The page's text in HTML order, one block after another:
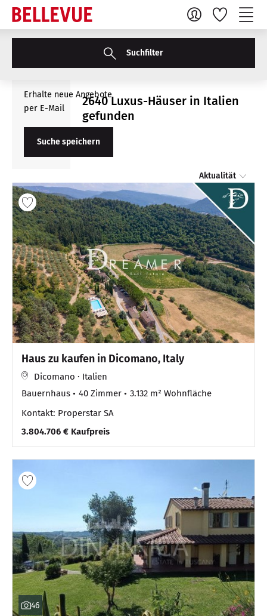
Suchfilter
Erhalte neue Angebote
per E-Mail
Suche speichern
2640 Luxus-Häuser in Italien
gefunden
Aktualität
Haus zu kaufen in Dicomano, Italy
Dicomano · Italien
Bauernhaus
40 Zimmer
3.132 m² Wohnfläche
Kontakt: Properstar SA
3.804.706 € Kaufpreis
46